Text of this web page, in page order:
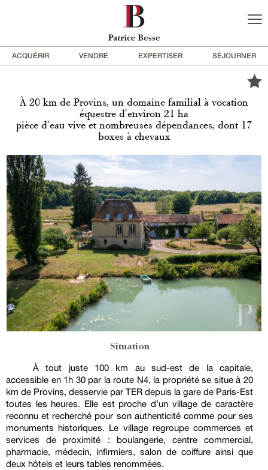
ACQUÉRIR VENDRE EXPERTISER SÉJOURNER
À 20 km de Provins, un domaine familial à vocation
équestre d'environ 21 ha
pièce d'eau vive et nombreuses dépendances, dont 17
boxes à chevaux
Situation
À tout juste 100 km au sud-est de la capitale,
accessible en 1h 30 par la route N4, la propriété se situe à 20
km de Provins, desservie par TER depuis la gare de Paris-Est
toutes les heures. Elle est proche d’un village de caractère
reconnu et recherché pour son authenticité comme pour ses
monuments historiques. Le village regroupe commerces et
services de proximité : boulangerie, centre commercial,
pharmacie, médecin, infirmiers, salon de coiffure ainsi que
deux hôtels et leurs tables renommées.